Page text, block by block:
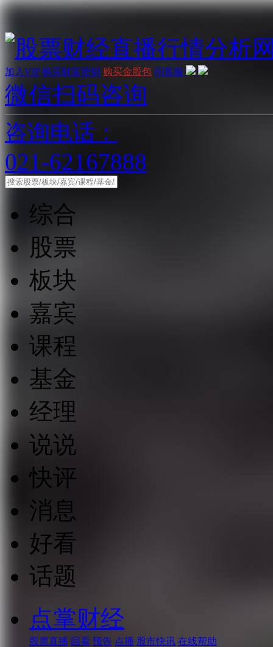
加入VIP 购买财富密钥 购买金股包 问客服
微信扫码咨询
咨询电话：
021-62167888
综合
股票
板块
嘉宾
课程
基金
经理
说说
快评
消息
好看
话题
点掌财经
股票直播 回看 预告 点播 股市快讯 在线帮助